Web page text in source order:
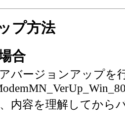
プ方法
合
バージョンアップを
内容を理解してから